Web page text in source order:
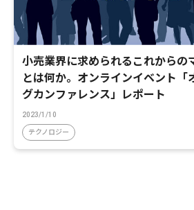
小売業界に求められるこれからの
とは何か。オンラインイベント「
グカンファレンス」レポート
2023/1/10
テクノロジー